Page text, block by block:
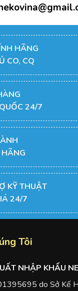
HÃNG
CO, CQ
24/7
KỸ THUẬT
24/7
Tôi
NHẬP KHẨU
do Sở Kế